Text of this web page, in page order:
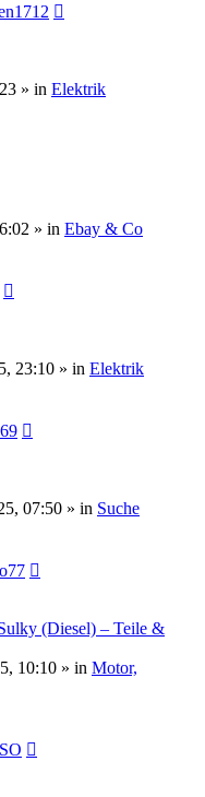
» in Elektrik
» in Ebay & Co
23:10 » in Elektrik
07:50 » in Suche
(Diesel) – Teile &
10:10 » in Motor,